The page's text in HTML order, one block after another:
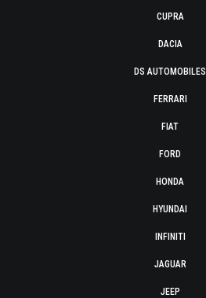
CUPRA
DACIA
DS AUTOMOBILES
FERRARI
FIAT
FORD
HONDA
HYUNDAI
INFINITI
JAGUAR
JEEP